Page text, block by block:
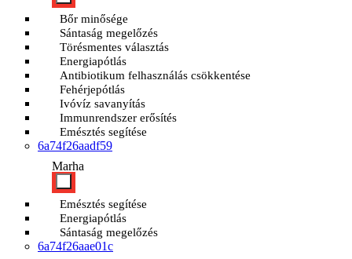
Bőr minősége
Sántaság megelőzés
Törésmentes választás
Energiapótlás
Antibiotikum felhasználás csökkentése
Fehérjepótlás
Ivóvíz savanyítás
Immunrendszer erősítés
Emésztés segítése
6a74f26aadf59
Marha
Emésztés segítése
Energiapótlás
Sántaság megelőzés
6a74f26aae01c